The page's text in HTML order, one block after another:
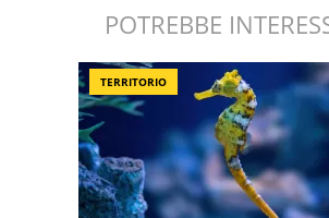
POTREBBE
TERRITORIO